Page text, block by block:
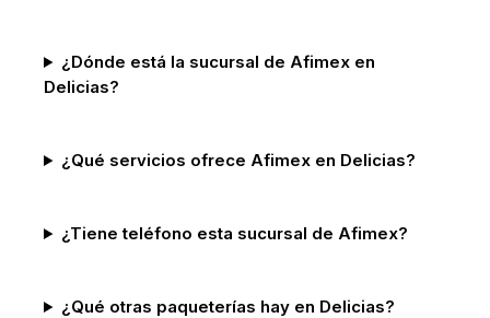
¿Dónde está la sucursal de Afimex en
Delicias?
¿Qué servicios ofrece Afimex en Delicias?
¿Tiene teléfono esta sucursal de Afimex?
¿Qué otras paqueterías hay en Delicias?